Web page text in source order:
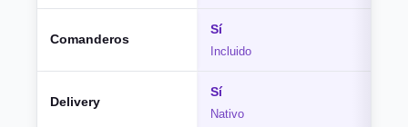
Comanderos
Sí
Incluido
Delivery
Sí
Nativo